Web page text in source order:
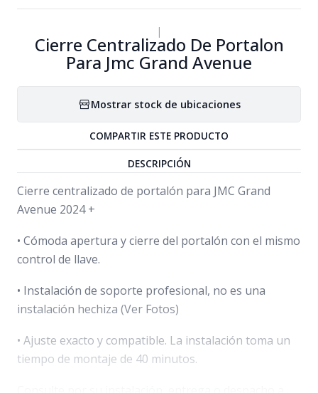
|
Cierre Centralizado De Portalon
Para Jmc Grand Avenue
Mostrar stock de ubicaciones
COMPARTIR ESTE PRODUCTO
DESCRIPCIÓN
Cierre centralizado de portalón para JMC Grand
Avenue 2024 +
• Cómoda apertura y cierre del portalón con el mismo
control de llave.
• Instalación de soporte profesional, no es una
instalación hechiza (Ver Fotos)
• Ajuste exacto y compatible. La instalación toma un
tiempo de montaje de 40 minutos.